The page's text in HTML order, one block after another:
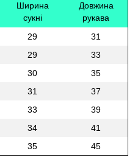
Ширина
сукні
Довжина
рукава
29
31
29
33
30
35
31
37
33
39
34
41
35 45